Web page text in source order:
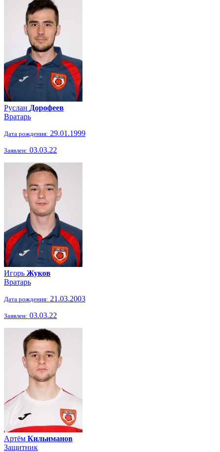
Руслан Дорофеев
Вратарь
Дата рождения: 29.01.1999
Заявлен: 03.03.22
Игорь Жуков
Вратарь
Дата рождения: 21.03.2003
Заявлен: 03.03.22
Артём Кильиманов
Защитник